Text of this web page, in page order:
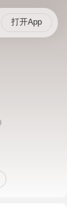
打开App